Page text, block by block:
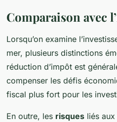
Comparaison avec
Lorsqu’on examine
mer, plusieurs distinctions
réduction d’impôt est
compenser les défis
fiscal plus fort pour les
En outre, les risques liés